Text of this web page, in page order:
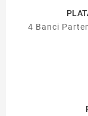
4 Banci